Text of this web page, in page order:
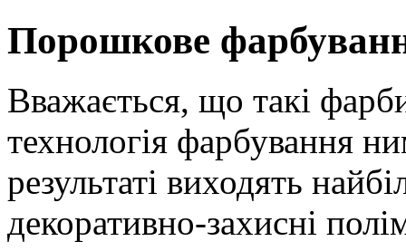
Порошкове
Вважається, що такі
технологія фарбування
результаті виходять
декоративно-захисні